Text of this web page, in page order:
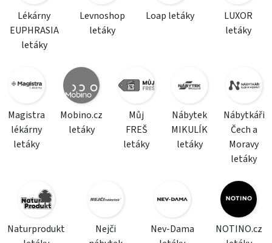
Lékárny
EUPHRASIA
letáky
Levnoshop
letáky
Loap letáky
LUXOR
letáky
Magistra
lékárny
letáky
Mobino.cz
letáky
Můj
FREŠ
letáky
Nábytek
MIKULÍK
letáky
Nábytkáři
Čech a
Moravy
letáky
Naturprodukt
Nejči
Nev-Dama
NOTINO.cz